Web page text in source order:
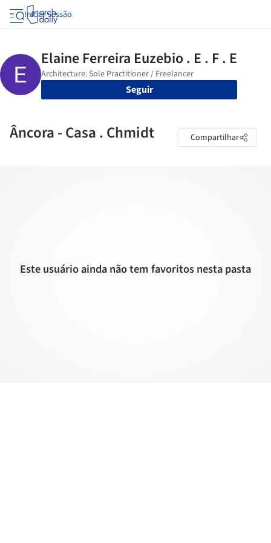
Iniciar sessão
Seguir
Âncora - Casa . Chmidt Compartilhar
Este usuário ainda não tem favoritos nesta pasta